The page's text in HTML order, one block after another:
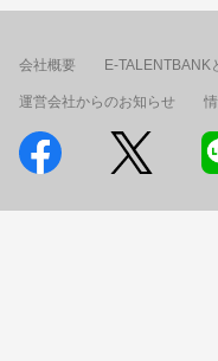
会社概要 E-TALENTBANK
運営会社からのお知らせ